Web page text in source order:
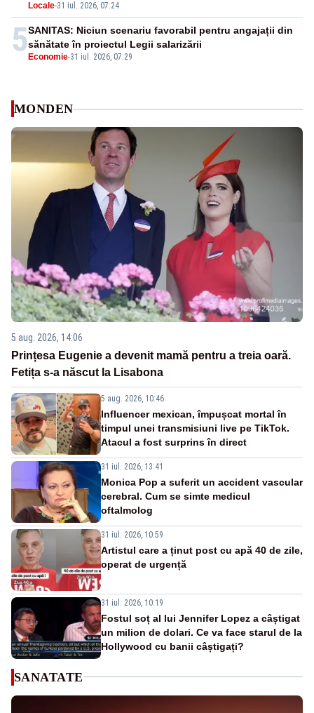
Locale-31 iul. 2026, 07:24
5 Economie-31 iul. 2026, 07:29
SANITAS: Niciun scenariu favorabil pentru angajații din
sănătate în proiectul Legii salarizării
MONDEN
5 aug. 2026, 14:06
Prințesa Eugenie a devenit mamă pentru a treia oară.
Fetița s-a născut la Lisabona
5 aug. 2026, 10:46
Influencer mexican, împușcat mortal în
timpul unei transmisiuni live pe TikTok.
Atacul a fost surprins în direct
31 iul. 2026, 13:41
Monica Pop a suferit un accident vascular
cerebral. Cum se simte medicul
oftalmolog
31 iul. 2026, 10:59
Artistul care a ținut post cu apă 40 de zile,
operat de urgență
31 iul. 2026, 10:19
Fostul soț al lui Jennifer Lopez a câștigat
un milion de dolari. Ce va face starul de la
Hollywood cu banii câștigați?
SANATATE